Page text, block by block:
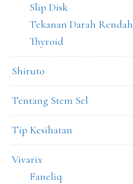
Slip Disk
Tekanan Darah Rendah
Thyroid
Shiruto
Tentang Stem Sel
Tip Kesihatan
Vivarix
Faneliq